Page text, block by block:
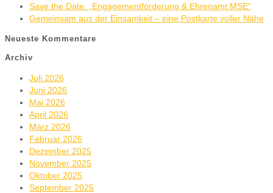
Save the Date: „Engagementförderung & Ehrenamt MSE“
Gemeinsam aus der Einsamkeit – eine Postkarte voller Nähe
Neueste Kommentare
Archiv
Juli 2026
Juni 2026
Mai 2026
April 2026
März 2026
Februar 2026
Dezember 2025
November 2025
Oktober 2025
September 2025